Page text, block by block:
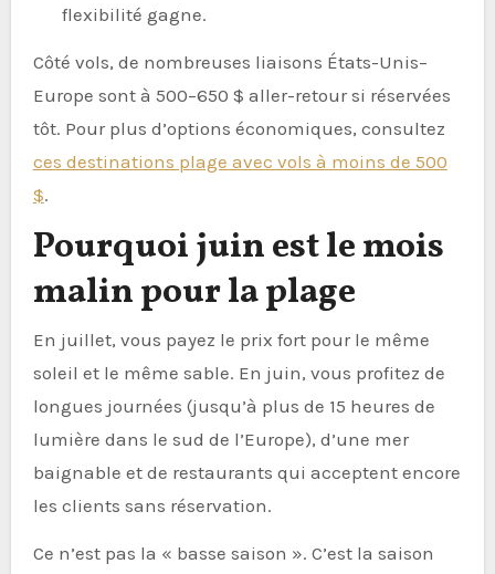
flexibilité gagne.
Côté vols, de nombreuses liaisons États-Unis–
Europe sont à 500–650 $ aller-retour si réservées
tôt. Pour plus d’options économiques, consultez
ces destinations plage avec vols à moins de 500
$.
Pourquoi juin est le mois
malin pour la plage
En juillet, vous payez le prix fort pour le même
soleil et le même sable. En juin, vous profitez de
longues journées (jusqu’à plus de 15 heures de
lumière dans le sud de l’Europe), d’une mer
baignable et de restaurants qui acceptent encore
les clients sans réservation.
Ce n’est pas la « basse saison ». C’est la saison